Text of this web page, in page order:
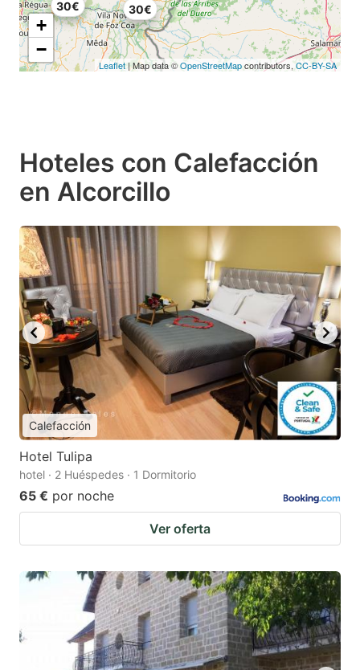
30€ 30€
+
−
Leaflet | Map data ©OpenStreetMapcontributors, CC-BY-SA
Hoteles con Calefacción
en Alcorcillo
Calefacción
Hotel Tulipa
hotel · 2 Huéspedes · 1 Dormitorio
65 € por noche
Ver oferta